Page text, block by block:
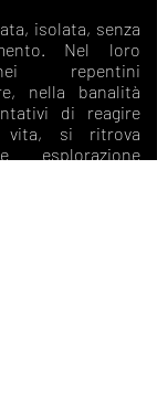
isolata, senza
Nel loro
repentini
nella banalità
di reagire
vita, si ritrova
esplorazione